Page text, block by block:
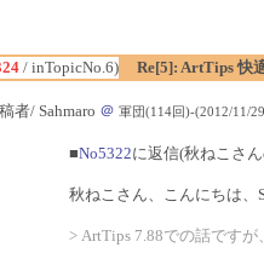
/ inTopicNo.6)
Re[5]: ArtTips 快
者/ Sahmaro ＠ 軍団(114回)-(2012/11/
■No5322に返信(秋ねこさ
秋ねこさん、こんにちは、
> ArtTips 7.88での話です